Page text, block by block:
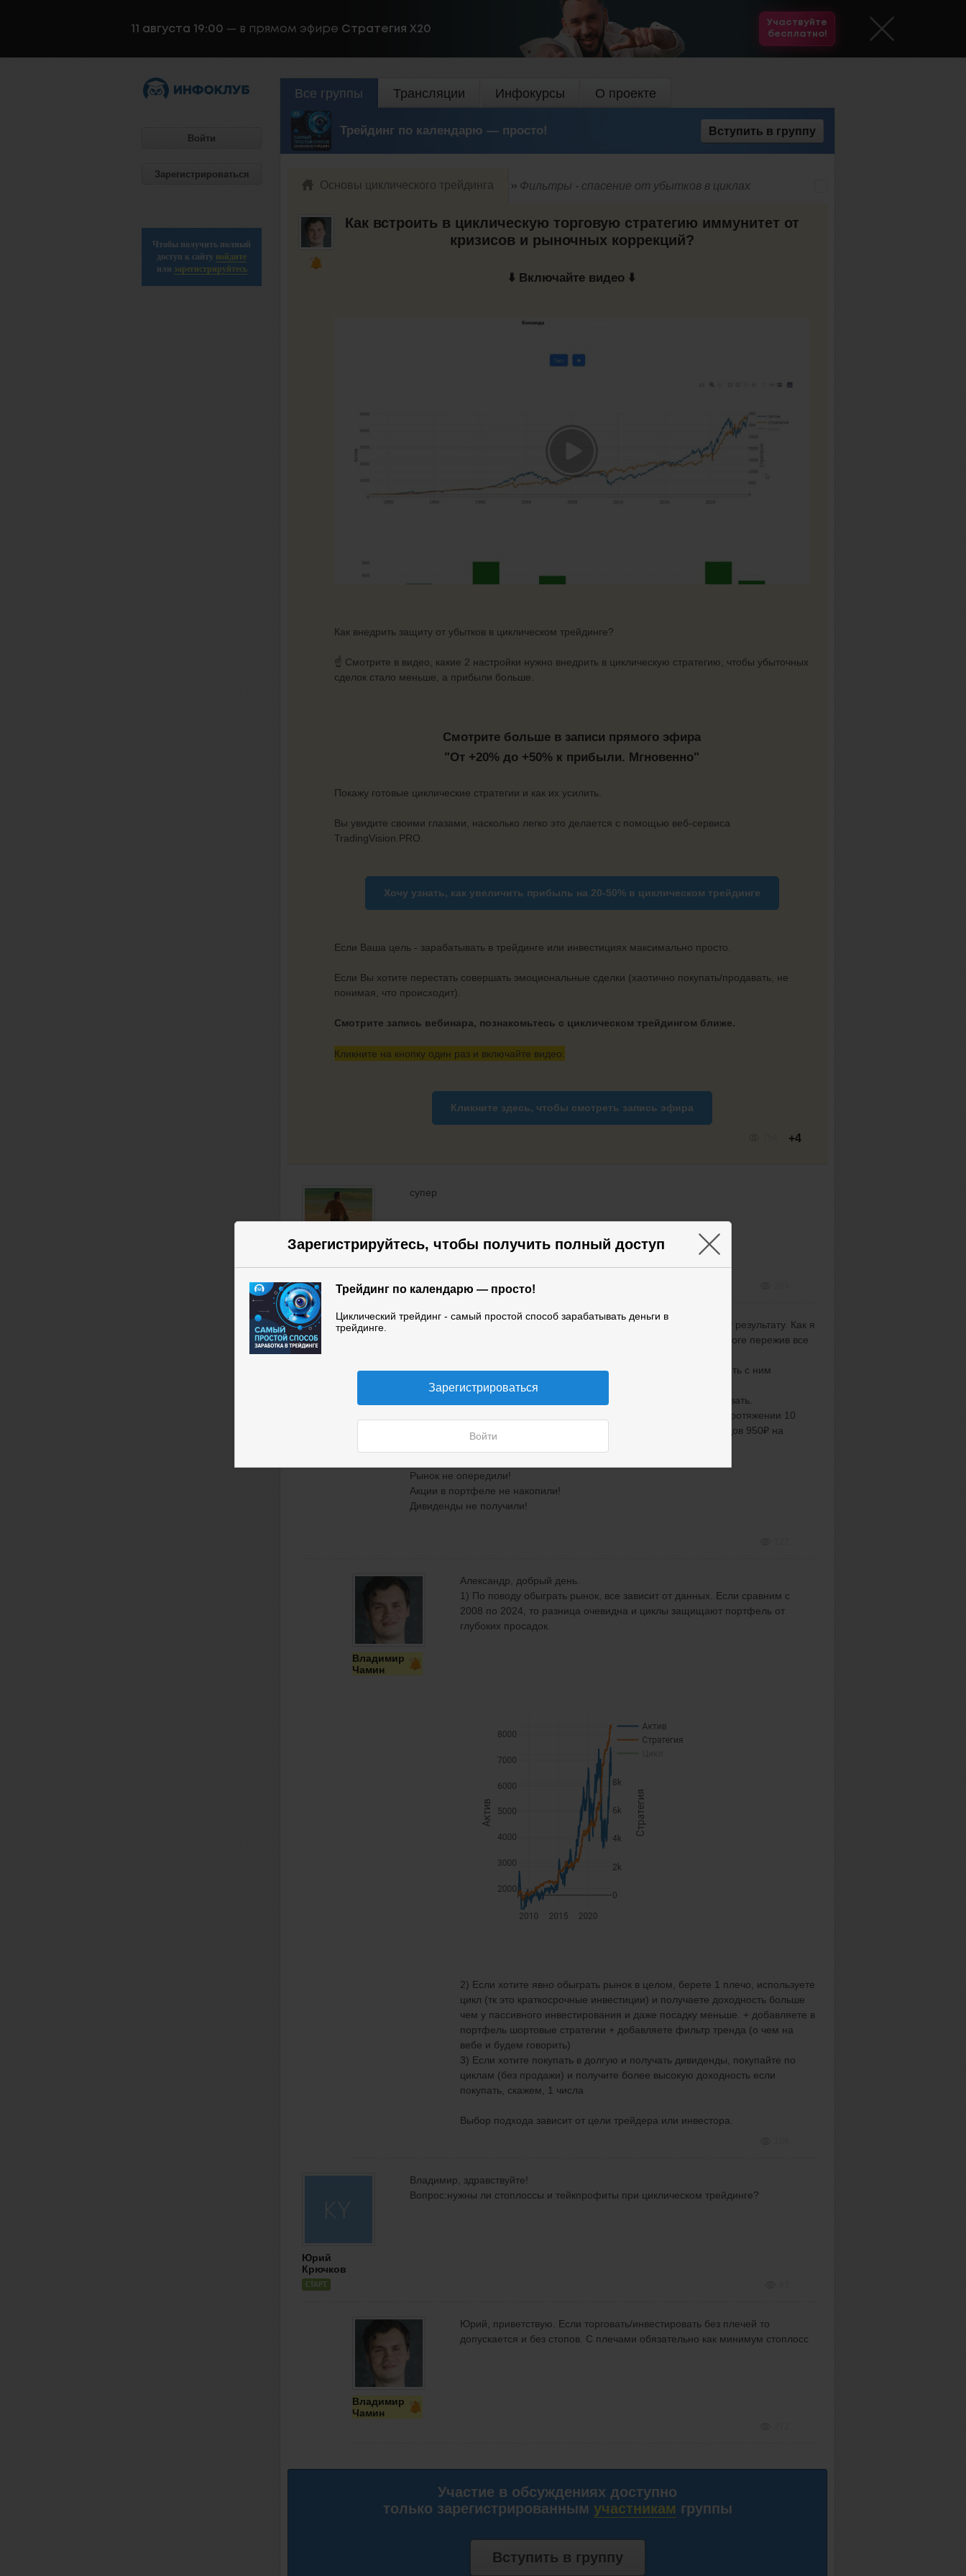
Зарегистрируйтесь, чтобы получить полный доступ
Трейдинг по календарю — просто!
Циклический трейдинг - самый простой способ зарабатывать деньги в
трейдинге.
Зарегистрироваться
Войти
×
11 августа 19:00 — в прямом эфире Стратегия Х20
Участвуйте
бесплатно!
Войти
Зарегистрироваться
Чтобы получить полный
доступ к сайту войдите
или зарегистрируйтесь
Все группы Трансляции Инфокурсы О проекте
Трейдинг по календарю — просто! Вступить в группу
Основы циклического трейдинга Фильтры - спасение от убытков в циклах
Как встроить в циклическую торговую стратегию иммунитет от
кризисов и рыночных коррекций?
⬇️ Включайте видео ⬇️
Как внедрить защиту от убытков в циклическом трейдинге?
☝️ Смотрите в видео, какие 2 настройки нужно внедрить в циклическую стратегию, чтобы убыточных
сделок стало меньше, а прибыли больше.
Смотрите больше в записи прямого эфира
"От +20% до +50% к прибыли. Мгновенно"
Покажу готовые циклические стратегии и как их усилить.
Вы увидите своими глазами, насколько легко это делается с помощью веб-сервиса
TradingVision.PRO.
Хочу узнать, как увеличить прибыль на 20-50% в циклическом трейдинге
Если Ваша цель - зарабатывать в трейдинге или инвестициях максимально просто.
Если Вы хотите перестать совершать эмоциональные сделки (хаотично покупать/продавать, не
понимая, что происходит).
Смотрите запись вебинара, познакомьтесь с циклическом трейдингом ближе.
Кликните на кнопку один раз и включайте видео:
Кликните здесь, чтобы смотреть запись эфира
+4
Алексей
СТАРТ
супер
У вас график доходности и график рынка по итогу пришли к одному результату. Как я
понимаю если просто купить акции на этот период и забыть, то в итоге пережив все
Кривая вашей доходности местами опережает рынок, но потом опять с ним
ровняется.
В долгосроке нет явного опережения рынка, ради чего стоит продавать.
Тот же Лукойл некоторые инвесторы покупают его раз в месяц на протяжении 10
лет. По итогу цена выросла с 900₽ до 5000₽ плюс акции с дивидендов 950₽ на
Рынок не опередили!
Акции в портфеле не накопили!
Дивиденды не получили!
Владимир
Чамин
Александр, добрый день.
1) По поводу обыграть рынок, все зависит от данных. Если сравним с
2008 по 2024, то разница очевидна и циклы защищают портфель от
глубоких просадок.
2) Если хотите явно обыграть рынок в целом, берете 1 плечо, используете
цикл (тк это краткосрочные инвестиции) и получаете доходность больше
чем у пассивного инвестирования и даже посадку меньше. + добавляете в
портфель шортовые стратегии + добавляете фильтр тренда (о чем на
вебе и будем говорить)
3) Если хотите покупать в долгую и получать дивиденды, покупайте по
циклам (без продажи) и получите более высокую доходность если
покупать, скажем, 1 числа
Выбор подхода зависит от цели трейдера или инвестора.
Юрий
Крючков
СТАРТ
Владимир, здравствуйте!
Вопрос:нужны ли стоплоссы и тейкпрофиты при циклическом трейдинге?
Владимир
Чамин
Юрий, приветствую. Если торговать/инвестировать без плечей то
допускается и без стопов. С плечами обязательно как минимум стоплосс
Участие в обсуждениях доступно
только зарегистрированным участникам группы
Вступить в группу